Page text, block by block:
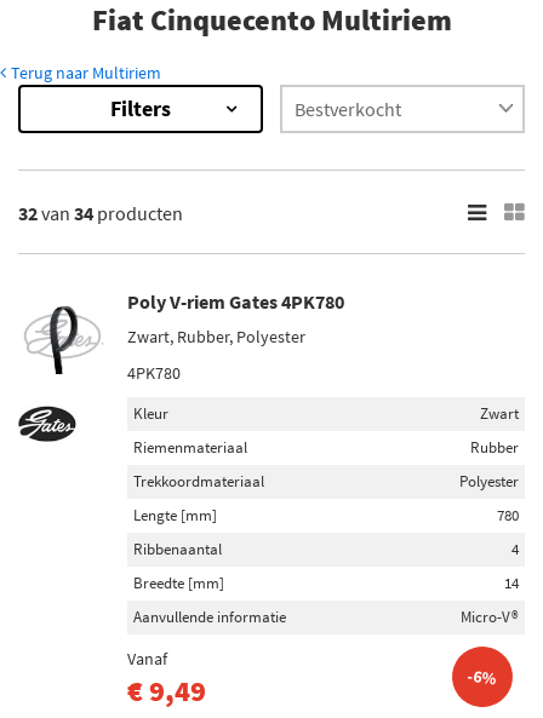
Fiat Cinquecento Multiriem
Terug naar Multiriem
Resultaten
×
Gates (3)
Febi Bilstein (2)
Toon meer
Lengte [mm]
Filters
32van 34 producten
Poly V-riem Gates 4PK780
Zwart, Rubber, Polyester
4PK780
Kleur
Zwart
Riemenmateriaal
Rubber
Trekkoordmateriaal
Polyester
Lengte [mm]
780
Ribbenaantal
4
Breedte [mm]
14
Aanvullende informatie
Micro-V®
Vanaf
€ 9,49 -6%